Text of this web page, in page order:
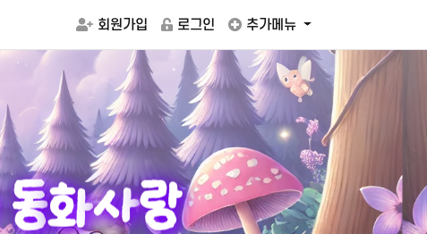
회원가입 로그인 추가메뉴
동화사랑